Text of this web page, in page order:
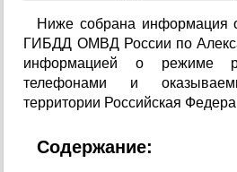
Ниже собрана информация
ГИБДД ОМВД России по
информацией о режиме
телефонами и
территории Российская
Содержание: